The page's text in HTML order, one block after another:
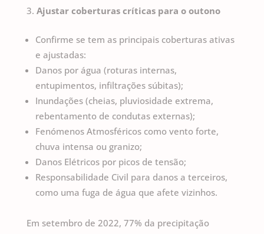
Ajustar coberturas críticas para o outono
Confirme se tem as principais coberturas ativas
e ajustadas:
Danos por água (roturas internas,
entupimentos, infiltrações súbitas);
Inundações (cheias, pluviosidade extrema,
rebentamento de condutas externas);
Fenómenos Atmosféricos como vento forte,
chuva intensa ou granizo;
Danos Elétricos por picos de tensão;
Responsabilidade Civil para danos a terceiros,
como uma fuga de água que afete vizinhos.
Em setembro de 2022, 77% da precipitação